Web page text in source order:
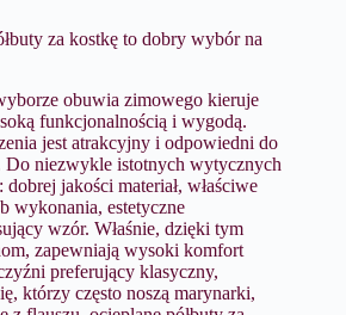
za kostkę to dobry wybór na
obuwia zimowego kieruje
funkcjonalnością i wygodą.
jest atrakcyjny i odpowiedni do
Do niezwykle istotnych wytycznych
jakości materiał, właściwe
wykonania, estetyczne
wzór. Właśnie, dzięki tym
zapewniają wysoki komfort
preferujący klasyczny,
którzy często noszą marynarki,